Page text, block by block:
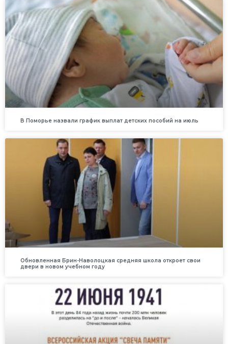
В Поморье назвали график выплат детских пособий на июль
Обновленная Брин-Наволоцкая средняя школа откроет свои
двери в новом учебном году